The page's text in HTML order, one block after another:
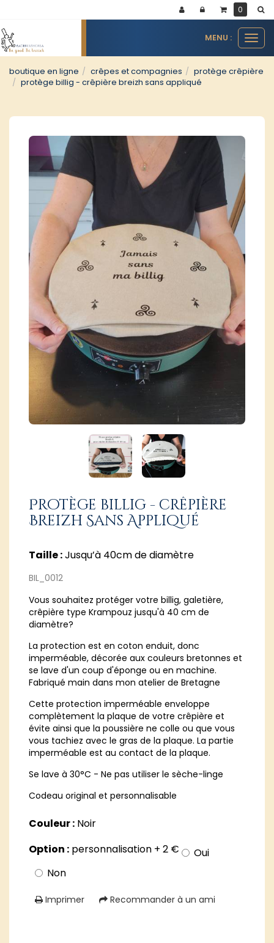
le
MENU :
boutique en ligne crêpes et compagnies
protège crêpière
protège billig - crêpière breizh sans appliqué
Protège billig - crêpière
Breizh Sans Appliqué
Taille :Jusqu’à 40cm de diamètre
BIL_0012
Vous souhaitez protéger votre billig, galetière,
crêpière type Krampouz jusqu'à 40 cm de
diamètre?
La protection est en coton enduit, donc
imperméable, décorée aux couleurs bretonnes et
se lave d'un coup d'éponge ou en machine.
Fabriqué main dans mon atelier de Bretagne
Cette protection imperméable enveloppe
complètement la plaque de votre crêpière et
évite ainsi que la poussière ne colle ou que vous
vous tachiez avec le gras de la plaque. La partie
imperméable est au contact de la plaque.
Se lave à 30°C - Ne pas utiliser le sèche-linge
Codeau original et personnalisable
Couleur : Noir
Option : personnalisation + 2 €
Oui
Non
Imprimer Recommander à un ami
0